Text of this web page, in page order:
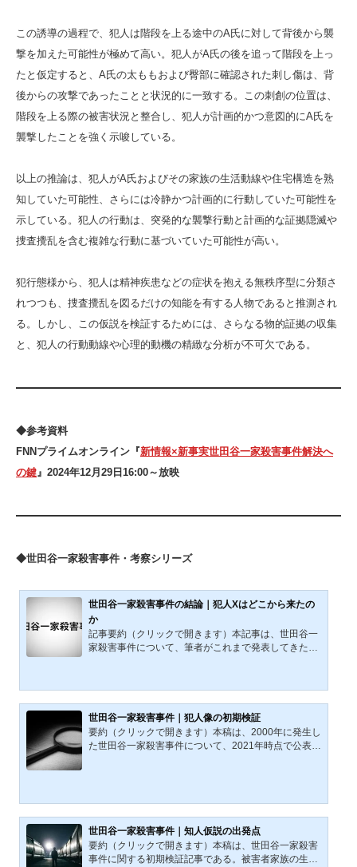
この誘導の過程で、犯人は階段を上る途中のA氏に対して背後から襲
撃を加えた可能性が極めて高い。犯人がA氏の後を追って階段を上っ
たと仮定すると、A氏の太ももおよび臀部に確認された刺し傷は、背
後からの攻撃であったことと状況的に一致する。この刺創の位置は、
階段を上る際の被害状況と整合し、犯人が計画的かつ意図的にA氏を
襲撃したことを強く示唆している。
以上の推論は、犯人がA氏およびその家族の生活動線や住宅構造を熟
知していた可能性、さらには冷静かつ計画的に行動していた可能性を
示している。犯人の行動は、突発的な襲撃行動と計画的な証拠隠滅や
捜査攪乱を含む複雑な行動に基づいていた可能性が高い。
犯行態様から、犯人は精神疾患などの症状を抱える無秩序型に分類さ
れつつも、捜査攪乱を図るだけの知能を有する人物であると推測され
る。しかし、この仮説を検証するためには、さらなる物的証拠の収集
と、犯人の行動動線や心理的動機の精緻な分析が不可欠である。
◆参考資料
FNNプライムオンライン『新情報×新事実世田谷一家殺害事件解決へ
の鍵』2024年12月29日16:00～放映
◆世田谷一家殺害事件・考察シリーズ
世田谷一家殺害事件の結論｜犯人Xはどこから来たの
か
記事要約（クリックで開きます）本記事は、世田谷一
家殺害事件について、筆者がこれまで発表してきた考
再構成した総合整理記事である。事件当夜の再構築、
侵入経路、殺害順序、犯行後の長時間滞在、遺留品、
犯人像、捜査の限界を順に整理し、「完全な第三者に
よる侵入犯」という通説がどこまで妥当なのかを検討
する。そのうえで、顔見知り説、第三者を介した接点
世田谷一家殺害事件｜犯人像の初期検証
要約（クリックで開きます）本稿は、2000年に発生し
た世田谷一家殺害事件について、2021年時点で公表さ
定打を欠く人物像の輪郭を整理する。断定ではなく、
構造的推論として位置づける。公開日：2021年11月2
3日 / 最終更新日：2026年3月4日2000年12月30日未
世田谷一家殺害事件｜知人仮説の出発点
要約（クリックで開きます）本稿は、世田谷一家殺害
事件に関する初期検証記事である。被害者家族の生活